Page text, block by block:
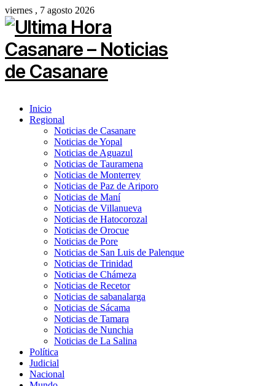
viernes , 7 agosto 2026
Inicio
Regional
Noticias de Casanare
Noticias de Yopal
Noticias de Aguazul
Noticias de Tauramena
Noticias de Monterrey
Noticias de Paz de Ariporo
Noticias de Maní
Noticias de Villanueva
Noticias de Hatocorozal
Noticias de Orocue
Noticias de Pore
Noticias de San Luis de Palenque
Noticias de Trinidad
Noticias de Chámeza
Noticias de Recetor
Noticias de sabanalarga
Noticias de Sácama
Noticias de Tamara
Noticias de Nunchia
Noticias de La Salina
Política
Judicial
Nacional